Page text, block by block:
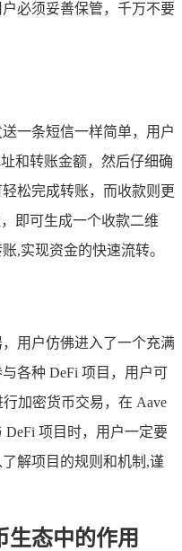
必须妥善保管，千万不要
一条短信一样简单，用户
和转账金额，然后仔细确
松完成转账，而收款则更
即可生成一个收款二维
,实现资金的快速流转。
用户仿佛进入了一个充满
各种 DeFi 项目，用户可
加密货币交易，在 Aave
项目时，用户一定要
解项目的规则和机制,谨
生态中的作用